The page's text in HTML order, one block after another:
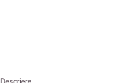
Descriere